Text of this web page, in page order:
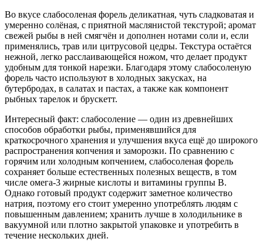
Во вкусе слабосоленая форель деликатная, чуть сладковатая и
умеренно солёная, с приятной маслянистой текстурой; аромат
свежей рыбы в ней смягчён и дополнен нотами соли и, если
применялись, трав или цитрусовой цедры. Текстура остаётся
нежной, легко расслаивающейся ножом, что делает продукт
удобным для тонкой нарезки. Благодаря этому слабосоленую
форель часто используют в холодных закусках, на
бутербродах, в салатах и пастах, а также как компонент
рыбных тарелок и брускетт.
Интересный факт: слабосоление — один из древнейших
способов обработки рыбы, применявшийся для
краткосрочного хранения и улучшения вкуса ещё до широкого
распространения копчения и заморозки. По сравнению с
горячим или холодным копчением, слабосоленая форель
сохраняет больше естественных полезных веществ, в том
числе омега‑3 жирные кислоты и витамины группы B.
Однако готовый продукт содержит заметное количество
натрия, поэтому его стоит умеренно употреблять людям с
повышенным давлением; хранить лучше в холодильнике в
вакуумной или плотно закрытой упаковке и употребить в
течение нескольких дней.